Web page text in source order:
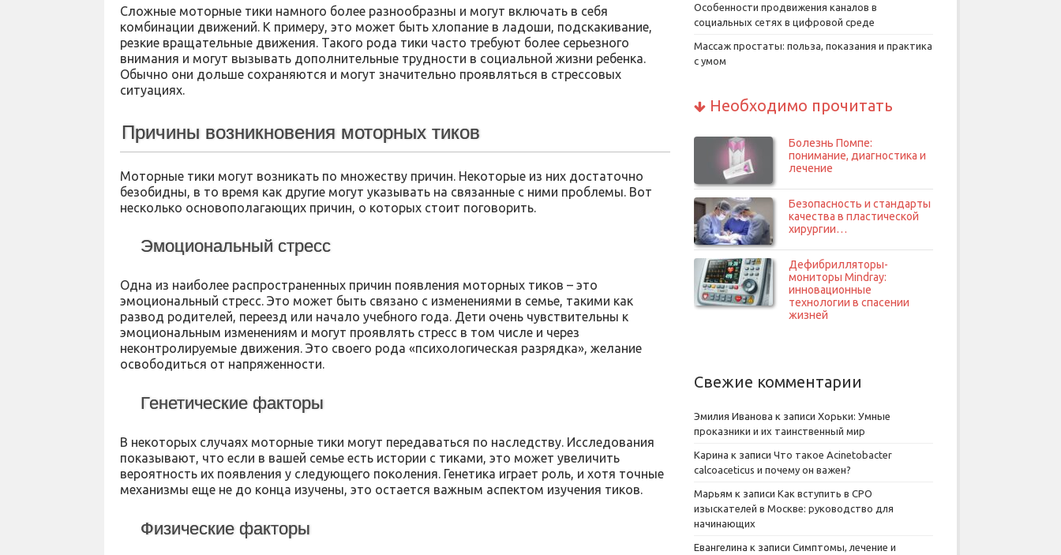
Сложные моторные тики намного более разнообразны и могут включать в себя
комбинации движений. К примеру, это может быть хлопание в ладоши, подскакивание,
резкие вращательные движения. Такого рода тики часто требуют более серьезного
внимания и могут вызывать дополнительные трудности в социальной жизни ребенка.
Обычно они дольше сохраняются и могут значительно проявляться в стрессовых
ситуациях.
Причины возникновения моторных тиков
Моторные тики могут возникать по множеству причин. Некоторые из них достаточно
безобидны, в то время как другие могут указывать на связанные с ними проблемы. Вот
несколько основополагающих причин, о которых стоит поговорить.
Эмоциональный стресс
Одна из наиболее распространенных причин появления моторных тиков – это
эмоциональный стресс. Это может быть связано с изменениями в семье, такими как
развод родителей, переезд или начало учебного года. Дети очень чувствительны к
эмоциональным изменениям и могут проявлять стресс в том числе и через
неконтролируемые движения. Это своего рода «психологическая разрядка», желание
освободиться от напряженности.
Генетические факторы
В некоторых случаях моторные тики могут передаваться по наследству. Исследования
показывают, что если в вашей семье есть истории с тиками, это может увеличить
вероятность их появления у следующего поколения. Генетика играет роль, и хотя точные
механизмы еще не до конца изучены, это остается важным аспектом изучения тиков.
Физические факторы
Особенности продвижения каналов в
социальных сетях в цифровой среде
Массаж простаты: польза, показания и практика
с умом
Необходимо прочитать
Болезнь Помпе:
понимание, диагностика и
лечение
Безопасность и стандарты
качества в пластической
хирургии…
Дефибрилляторы-
мониторы Mindray:
инновационные
технологии в спасении
жизней
Свежие комментарии
Эмилия Иванова к записи Хорьки: Умные
проказники и их таинственный мир
Карина к записи Что такое Acinetobacter
calcoaceticus и почему он важен?
Марьям к записи Как вступить в СРО
изыскателей в Москве: руководство для
начинающих
Евангелина к записи Симптомы, лечение и